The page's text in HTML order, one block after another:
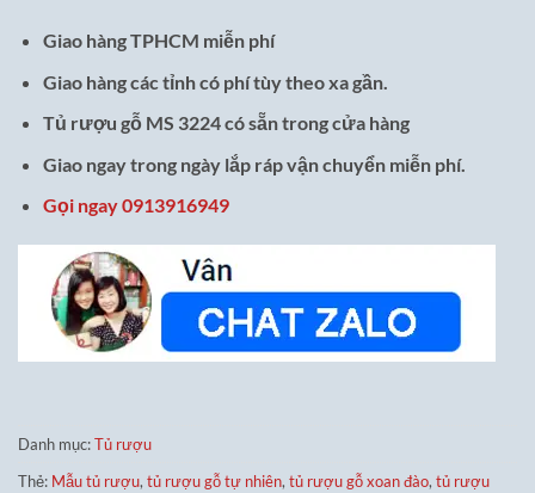
Giao hàng TPHCM miễn phí
Giao hàng các tỉnh có phí tùy theo xa gần.
Tủ rượu gỗ MS 3224 có sẵn trong cửa hàng
Giao ngay trong ngày lắp ráp vận chuyển miễn phí.
Gọi ngay 0913916949
Danh mục:Tủ rượu
Thẻ: Mẫu tủ rượu, tủ rượu gỗ tự nhiên, tủ rượu gỗ xoan đào, tủ rượu